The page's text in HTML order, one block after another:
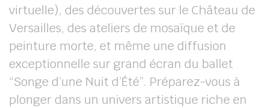
virtuelle), des découvertes sur le Château de
Versailles, des ateliers de mosaïque et de
peinture morte, et même une diffusion
exceptionnelle sur grand écran du ballet
“Songe d’une Nuit d’Été”. Préparez-vous à
plonger dans un univers artistique riche en